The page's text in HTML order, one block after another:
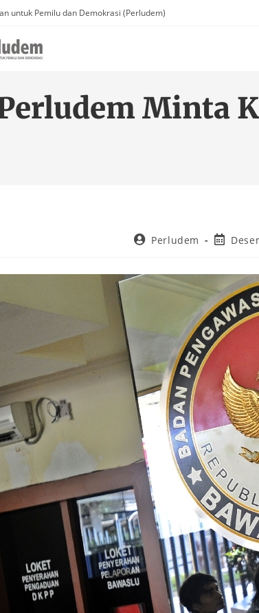
untuk Pemilu dan Demokrasi (Perludem)
Minta
Perludem